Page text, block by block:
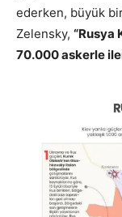
ederken, büyük
Zelensky, “Rusya
70.000 askerle